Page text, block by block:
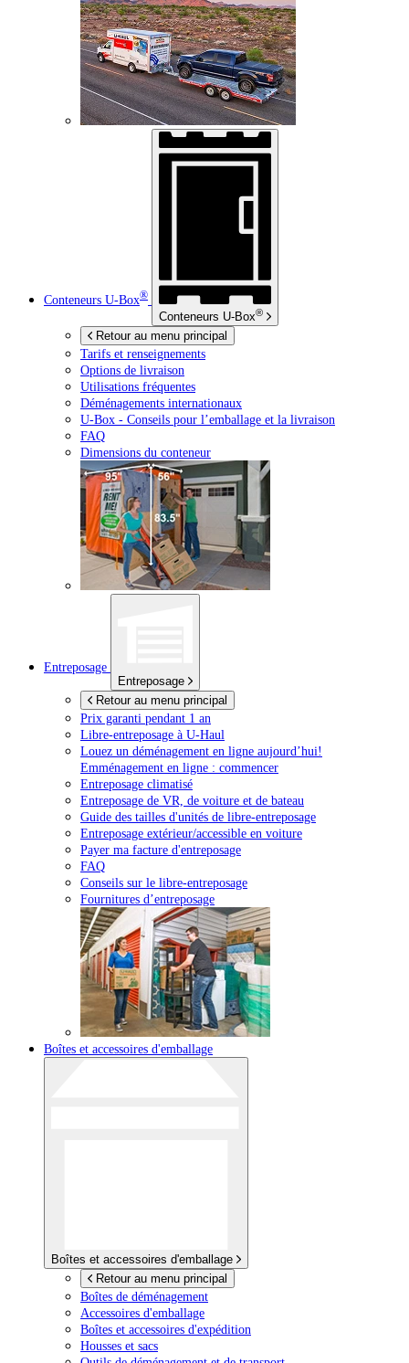
Conteneurs U-Box®
Conteneurs U-Box®
Retour au menu principal
Tarifs et renseignements
Options de livraison
Utilisations fréquentes
Déménagements internationaux
U-Box - Conseils pour l’emballage et la livraison
FAQ
Dimensions du conteneur
Entreposage
Entreposage
Retour au menu principal
Prix garanti pendant 1 an
Libre-entreposage à U-Haul
Louez un déménagement en ligne aujourd’hui!
Emménagement en ligne : commencer
Entreposage climatisé
Entreposage de VR, de voiture et de bateau
Guide des tailles d'unités de libre-entreposage
Entreposage extérieur/accessible en voiture
Payer ma facture d'entreposage
FAQ
Conseils sur le libre-entreposage
Fournitures d’entreposage
Boîtes et accessoires d'emballage
Boîtes et accessoires d'emballage
Retour au menu principal
Boîtes de déménagement
Accessoires d'emballage
Boîtes et accessoires d'expédition
Housses et sacs